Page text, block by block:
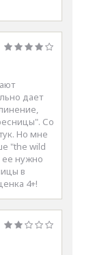
дает
Со
Но мне
"the wild
ее нужно
в
4+!